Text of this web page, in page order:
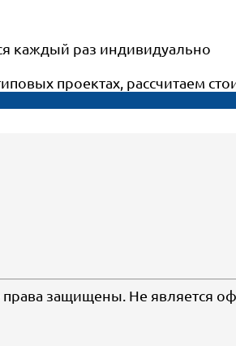
каждый раз индивидуально
проектах, рассчитаем
защищены. Не является